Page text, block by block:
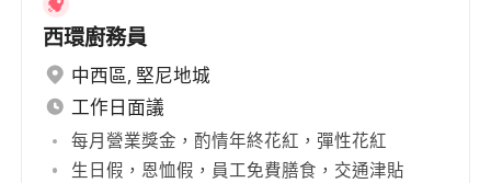
西環廚務員
中西區, 堅尼地城
工作日面議
每月營業獎金，酌情年終花紅，彈性花紅
生日假，恩恤假，員工免費膳食，交通津貼